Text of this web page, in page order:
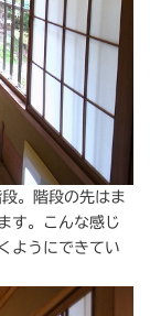
。階段の先はま
す。こんな感じ
ようにできてい